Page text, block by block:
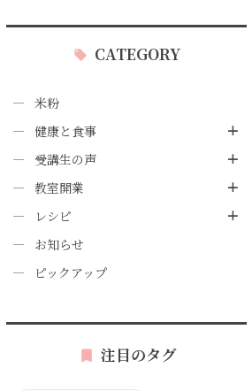
CATEGORY
米粉
健康と食事
受講生の声
教室開業
レシピ
お知らせ
ピックアップ
注目のタグ